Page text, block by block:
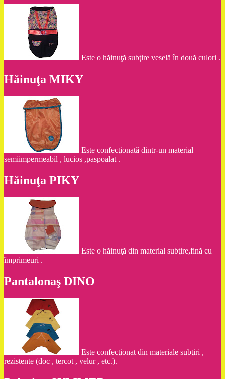
Este o hăinuţă subţire veselă în două culori .
Hăinuţa MIKY
Este confecţionată dintr-un material
semiimpermeabil , lucios ,paspoalat .
Hăinuţa PIKY
Este o hăinuţă din material subţire,fină cu
împrimeuri .
Pantalonaş DINO
Este confecţionat din materiale subţiri ,
rezistente (doc , tercot , velur , etc.).